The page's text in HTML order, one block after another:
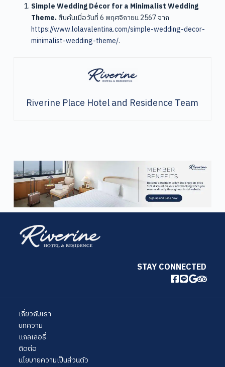
Simple Wedding Décor for a Minimalist Wedding
Theme.สืบค้นเมื่อวันที่ 6 พฤศจิกายน 2567 จาก
https://www.lolavalentina.com/simple-wedding-decor-
minimalist-wedding-theme/.
Riverine Place Hotel and Residence Team
STAY CONNECTED
เกี่ยวกับเรา
บทความ
แกลเลอรี่
ติดต่อ
นโยบายความเป็นส่วนตัว